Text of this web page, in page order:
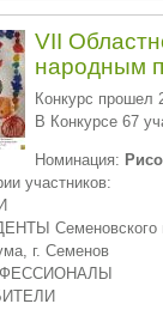
VII
народным
Конкурс прошел
В Конкурсе 67
Номинация:
участников:
Семеновского
г. Семенов